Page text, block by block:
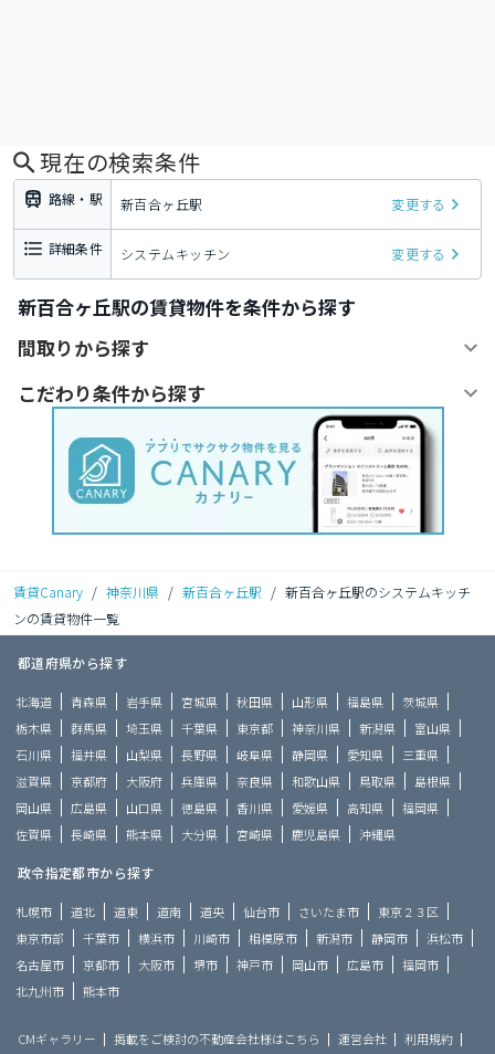
現在の検索条件
路線・駅 新百合ヶ丘駅 変更する
詳細条件 システムキッチン 変更する
新百合ヶ丘駅の賃貸物件を条件から探す
間取りから探す
こだわり条件から探す
賃貸Canary / 神奈川県 / 新百合ヶ丘駅 / 新百合ヶ丘駅のシステムキッチ
ンの賃貸物件一覧
都道府県から探す
北海道 青森県 岩手県 宮城県 秋田県 山形県 福島県
茨城県
栃木県
群馬県 埼玉県 千葉県 東京都 神奈川県 新潟県
富山県
石川県
福井県 山梨県 長野県 岐阜県 静岡県 愛知県
三重県
滋賀県
京都府 大阪府 兵庫県 奈良県 和歌山県 鳥取県
島根県
岡山県
広島県 山口県 徳島県 香川県 愛媛県 高知県
福岡県
佐賀県
長崎県 熊本県 大分県 宮崎県 鹿児島県 沖縄県
政令指定都市から探す
札幌市 道北 道東 道南 道央 仙台市 さいたま市
東京２３区
東京市部
千葉市 横浜市 川崎市 相模原市 新潟市 静岡市
浜松市
名古屋市
京都市 大阪市 堺市 神戸市 岡山市 広島市
福岡市
北九州市
熊本市
CMギャラリー 掲載をご検討の不動産会社様はこちら 運営会社
利用規約